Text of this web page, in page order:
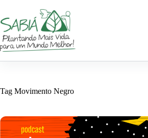
o
conteúdo
Tag Movimento Negro